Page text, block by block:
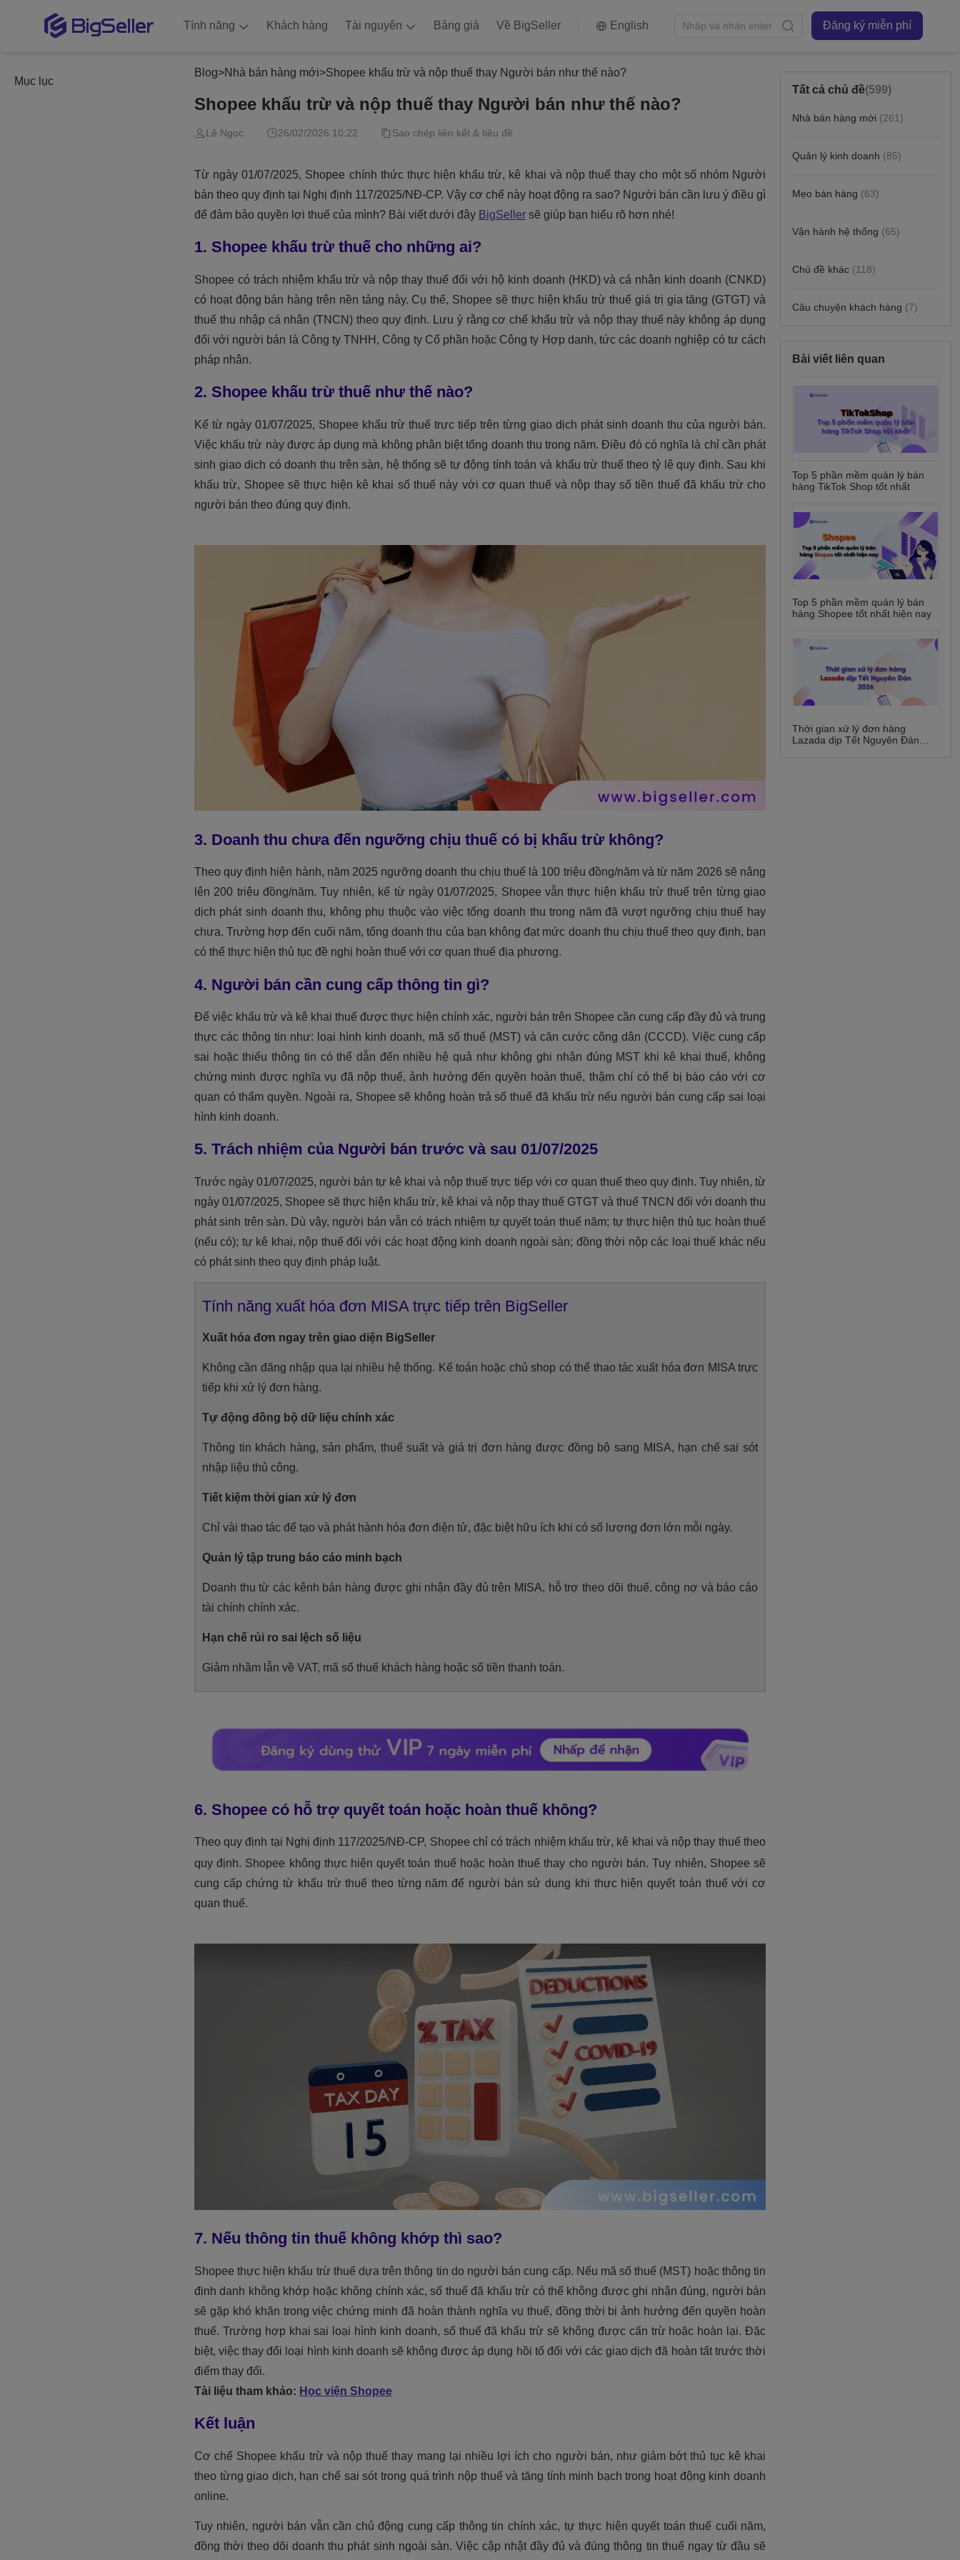
Tính năng Khách hàng Tài nguyên Bảng giá Về BigSeller English Đăng ký miễn phí
Mục lục
Blog>Nhà bán hàng mới>Shopee khấu trừ và nộp thuế thay Người bán như thế nào?
Shopee khấu trừ và nộp thuế thay Người bán như thế nào?
Lê Ngọc 26/02/2026 10:22 Sao chép liên kết & tiêu đề
Tất cả chủ đề(599)
Nhà bán hàng mới (261)
Quản lý kinh doanh (85)
Mẹo bán hàng (63)
Vận hành hệ thống (65)
Chủ đề khác (118)
Câu chuyện khách hàng (7)
Bài viết liên quan
Top 5 phần mềm quản lý bán
hàng TikTok Shop tốt nhất
Top 5 phần mềm quản lý bán
hàng Shopee tốt nhất hiện nay
Thời gian xử lý đơn hàng
Lazada dịp Tết Nguyên Đán